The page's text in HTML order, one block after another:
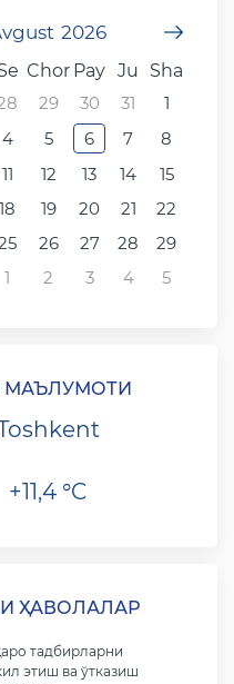
2026
Chor Pay Ju
Sha
29 30 31
1
4 5 6 7
8
11 12 13 14
15
18 19 20 21
22
26 27 28
29
1 2 3 4 5
МАЪЛУМОТИ
+11,4 °C
ҲАВОЛАЛАР
тадбирларни
этиш ва ўтказиш